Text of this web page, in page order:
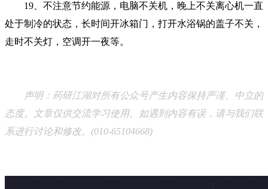
19、不注意节约能源，电脑不关机，晚上不关离心机一直
处于制冷的状态，长时间开冰箱门，打开水浴锅的盖子不关，
走时不关灯，空调开一夜等。
声明：药研江湖对所有公众号产生内容保持严谨、中立的
态度。文章仅供交流学习使用。如遇到内容有误，请与我们联
系进行讨论和修改。(010-65104668)